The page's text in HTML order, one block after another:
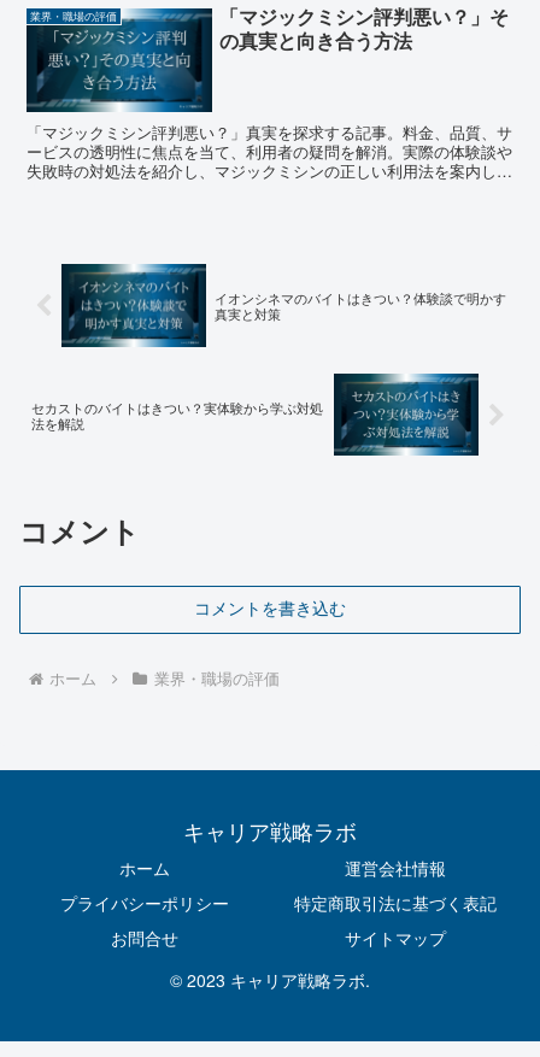
業界・職場の評価
「マジックミシン評判悪い？」そ
の真実と向き合う方法
「マジックミシン評判悪い？」真実を探求する記事。料金、品質、サ
ービスの透明性に焦点を当て、利用者の疑問を解消。実際の体験談や
失敗時の対処法を紹介し、マジックミシンの正しい利用法を案内しま
イオンシネマのバイトはきつい？体験談で明かす
真実と対策
セカストのバイトはきつい？実体験から学ぶ対処
法を解説
コメント
コメントを書き込む
ホーム 業界・職場の評価
キャリア戦略ラボ
ホーム
運営会社情報
プライバシーポリシー
特定商取引法に基づく表記
お問合せ
サイトマップ
© 2023 キャリア戦略ラボ.